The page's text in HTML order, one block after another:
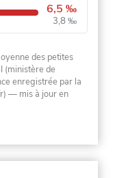
6,5 ‰
3,8 ‰
des petites
(ministère de
enregistrée par la
— mis à jour en